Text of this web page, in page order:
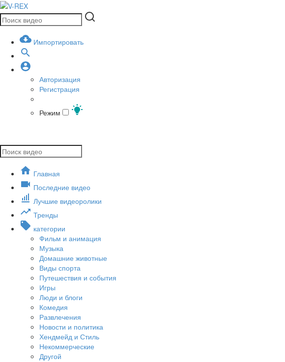
Импортировать
Авторизация
Регистрация
Режим
Главная
Последние видео
Лучшие видеоролики
Тренды
категории
Фильм и анимация
Музыка
Домашние животные
Виды спорта
Путешествия и события
Игры
Люди и блоги
Комедия
Развлечения
Новости и политика
Хендмейд и Стиль
Некоммерческие
Другой